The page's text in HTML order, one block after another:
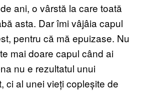
ani, o vârstă la care toată
asta. Dar îmi vâjâia capul
pentru că mă epuizase. Nu
mai doare capul când ai
nu e rezultatul unui
ci al unei vieți copleșite de